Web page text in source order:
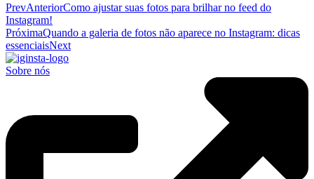
PrevAnteriorComo ajustar suas fotos para brilhar no feed do
Instagram!
PróximaQuando a galeria de fotos não aparece no Instagram: dicas
essenciaisNext
Sobre nós